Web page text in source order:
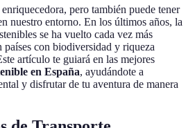
pero también puede tener
nuestro entorno. En los últimos años, la
se ha vuelto cada vez más
países con biodiversidad y riqueza
artículo te guiará en las mejores
en España, ayudándote a
y disfrutar de tu aventura de manera